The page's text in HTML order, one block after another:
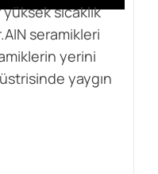
sıcaklık
seramikleri
yerini
yaygın